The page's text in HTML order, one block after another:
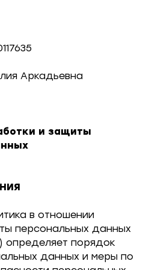
Аркадьевна
и защиты
в отношении
персональных данных
определяет порядок
данных и меры по